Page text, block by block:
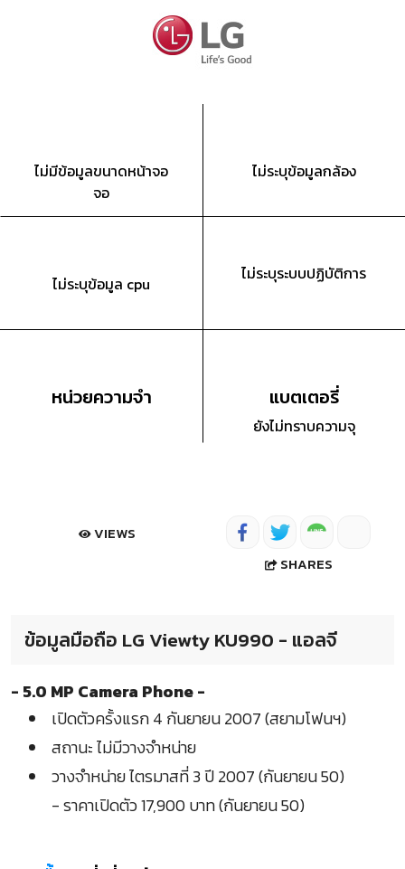
ไม่มีข้อมูลขนาดหน้าจอ
จอ
ไม่ระบุข้อมูลกล้อง
ไม่ระบุข้อมูล cpu ไม่ระบุระบบปฏิบัติการ
หน่วยความจำ แบตเตอรี่
ยังไม่ทราบความจุ
VIEWS
SHARES
ข้อมูลมือถือ LG Viewty KU990 - แอลจี
- 5.0 MP Camera Phone -
เปิดตัวครั้งแรก 4 กันยายน 2007 (สยามโฟนฯ)
สถานะ ไม่มีวางจำหน่าย
วางจำหน่าย ไตรมาสที่ 3 ปี 2007 (กันยายน 50)
- ราคาเปิดตัว 17,900 บาท (กันยายน 50)